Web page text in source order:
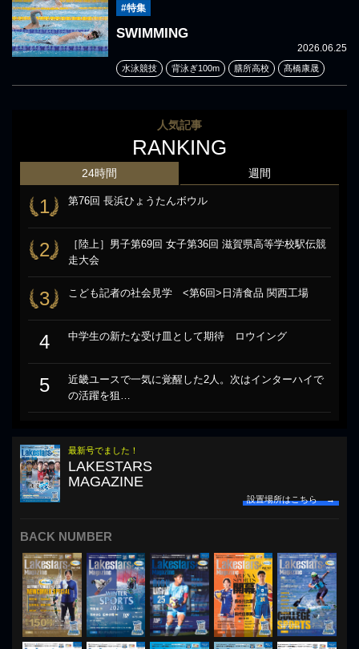
#特集
SWIMMING
2026.06.25
水泳競技 背泳ぎ100m 膳所高校 髙橋康晟
人気記事
RANKING
24時間
1 第76回 長浜ひょうたんボウル
2
［陸上］男子第69回 女子第36回 滋賀県高等学校駅伝競
走大会
3 こども記者の社会見学 <第6回>日清食品 関西工場
4 中学生の新たな受け皿として期待 ロウイング
5
近畿ユースで一気に覚醒した2人。次はインターハイで
の活躍を狙…
週間
最新号でました！
LAKESTARS
MAGAZINE
設置場所はこちら →
BACK NUMBER